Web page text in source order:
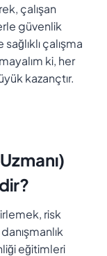
çalışan
güvenlik
çalışma
ki, her
kazançtır.
risk
eğitimleri